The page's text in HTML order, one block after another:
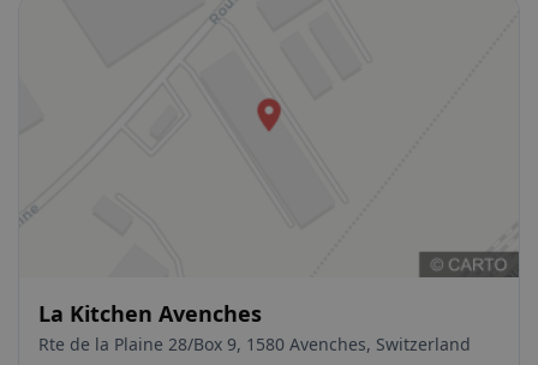
La Kitchen Avenches
Rte de la Plaine 28/Box 9, 1580 Avenches, Switzerland